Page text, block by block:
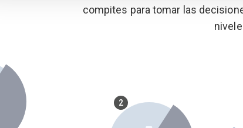
compites para tomar las
2